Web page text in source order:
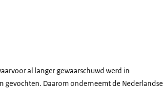
al langer gewaarschuwd werd in
Daarom onderneemt de Nederlandse